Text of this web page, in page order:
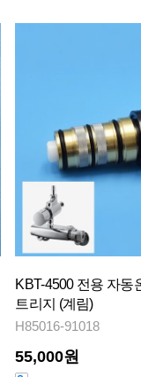
KBT-4500 전용 자동
트리지 (계림)
H85016-91018
55,000원